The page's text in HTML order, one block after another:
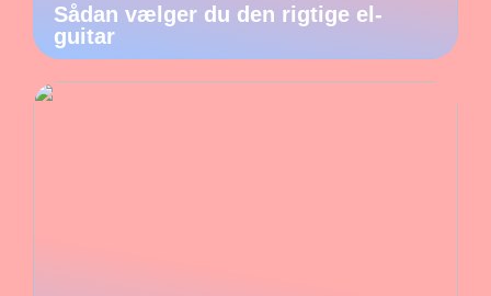
Sådan vælger du den rigtige el-
guitar